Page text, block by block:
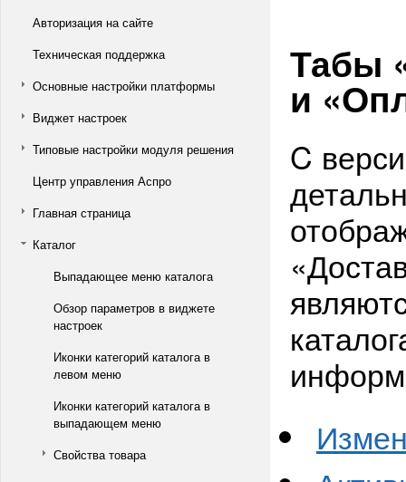
Авторизация на сайте
Техническая поддержка
Основные настройки платформы
Виджет настроек
Типовые настройки модуля решения
Центр управления Аспро
Главная страница
Каталог
Выпадающее меню каталога
Обзор параметров в виджете
настроек
Иконки категорий каталога в
левом меню
Иконки категорий каталога в
выпадающем меню
Свойства товара
Табы
и
C